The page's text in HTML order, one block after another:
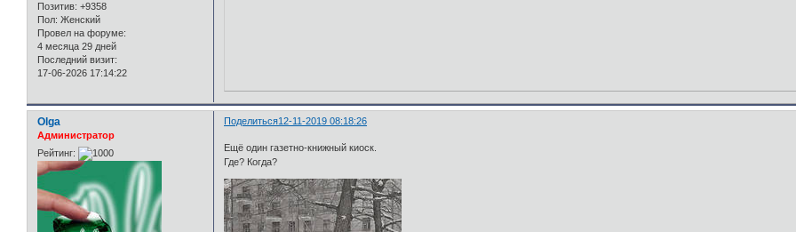
Позитив: +9358
Пол: Женский
Провел на форуме:
4 месяца 29 дней
Последний визит:
17-06-2026 17:14:22
Поделиться12-11-2019 08:18:26
Olga
Администратор
Рейтинг:
Ещё один газетно-книжный киоск.
Где? Когда?